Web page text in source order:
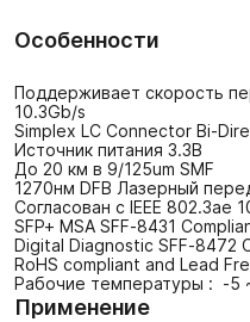
Особенности
Поддерживает скорость
10.3Gb/s
Simplex LC Connector Bi-
Источник питания 3.3В
До 20 км в 9/125um SMF
1270нм DFB Лазерный
Согласован с IEEE 802.3ae
SFP+ MSA SFF-8431
Digital Diagnostic SFF-8472
RoHS compliant and Lead
Рабочие
Применение